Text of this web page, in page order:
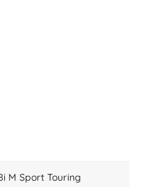
M Sport Touring